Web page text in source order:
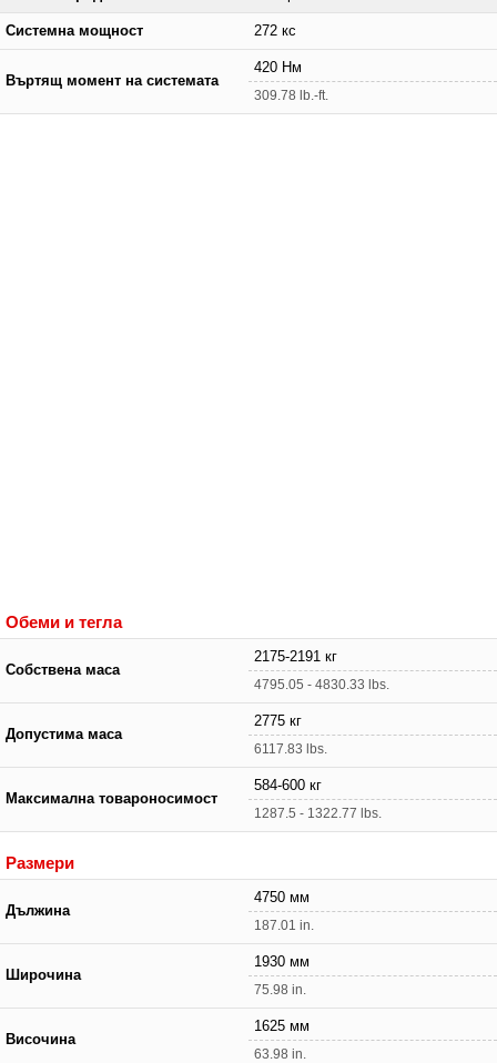
Системна мощност 272 кс
Въртящ момент на системата
420 Нм
309.78 lb.-ft.
Обеми и тегла
Собствена маса
2175-2191 кг
4795.05 - 4830.33 lbs.
Допустима маса
2775 кг
6117.83 lbs.
Максимална товароносимост
584-600 кг
1287.5 - 1322.77 lbs.
Размери
Дължина
4750 мм
187.01 in.
Широчина
1930 мм
75.98 in.
Височина
1625 мм
63.98 in.